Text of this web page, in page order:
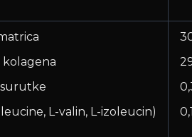
L-valin, L-izoleucin)